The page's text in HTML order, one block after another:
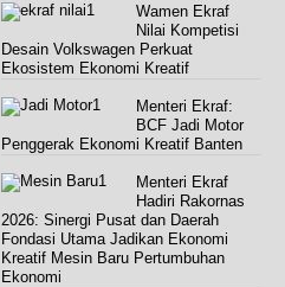
Wamen Ekraf
Nilai Kompetisi
Desain Volkswagen Perkuat
Ekosistem Ekonomi Kreatif
Menteri Ekraf:
BCF Jadi Motor
Penggerak Ekonomi Kreatif Banten
Menteri Ekraf
Hadiri Rakornas
2026: Sinergi Pusat dan Daerah
Fondasi Utama Jadikan Ekonomi
Kreatif Mesin Baru Pertumbuhan
Ekonomi